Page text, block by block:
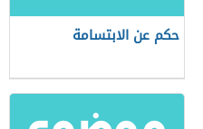
حكم عن الابتسامة